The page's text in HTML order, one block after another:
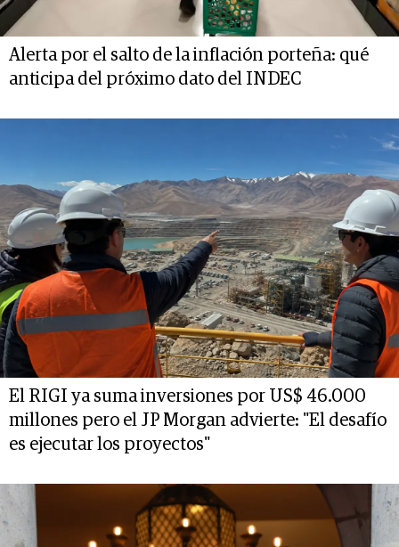
Alerta por el salto de la inflación porteña: qué
anticipa del próximo dato del INDEC
El RIGI ya suma inversiones por US$ 46.000
millones pero el JP Morgan advierte: "El desafío
es ejecutar los proyectos"